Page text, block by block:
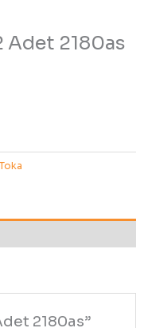
Adet 2180as
2180as”